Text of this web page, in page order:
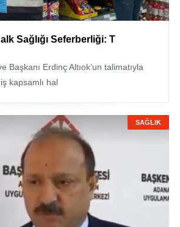
Sağlığı Seferberliği: T
Başkanı Erdinç Altıok’un talimatıyla
kapsamlı hal
SAĞLIK